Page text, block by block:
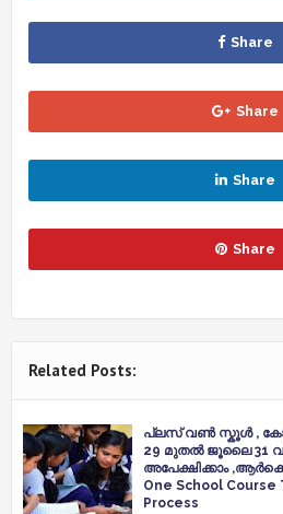
Share
Share
Share
Share
Related Posts:
പ്ലസ് വൺ സ്കൂൾ ,
29 മുതൽ ജൂലൈ 31
അപേക്ഷിക്കാം
One School
Process